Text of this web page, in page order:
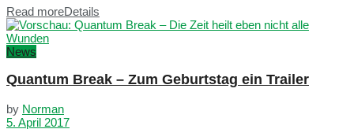
Read moreDetails
News
Quantum Break – Zum Geburtstag ein Trailer
by Norman
5. April 2017